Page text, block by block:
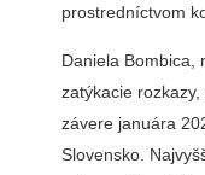
prostredníctvom
Daniela Bombica,
zatýkacie
závere januára
Slovensko.